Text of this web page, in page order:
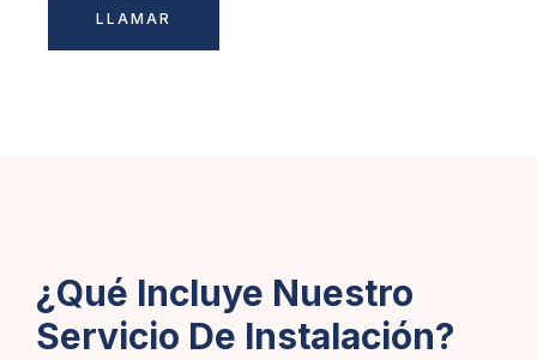
LLAMAR
¿Qué Incluye Nuestro
Servicio De Instalación?